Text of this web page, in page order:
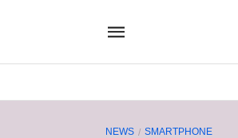
NEWS SMARTPHONE